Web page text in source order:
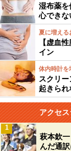
湿布薬
心できな
夏に増える
【虚血
イン
体内時計を
スクリ
起きら
アクセ
萩本欽
んだ通
1